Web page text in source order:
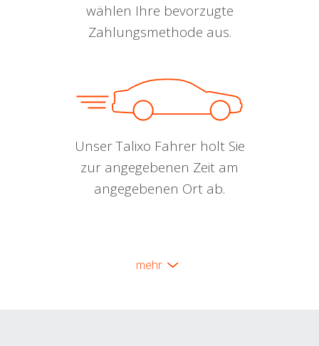
wählen Ihre bevorzugte
Zahlungsmethode aus.
Unser Talixo Fahrer holt Sie
zur angegebenen Zeit am
angegebenen Ort ab.
mehr